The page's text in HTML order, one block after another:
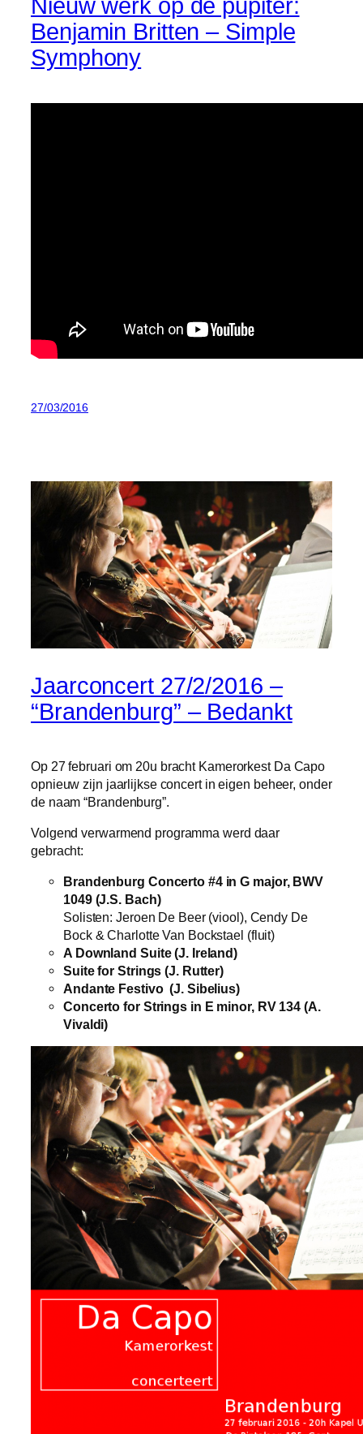
Nieuw werk op de pupiter:
Benjamin Britten – Simple
Symphony
27/03/2016
Jaarconcert 27/2/2016 –
“Brandenburg” – Bedankt
Op 27 februari om 20u bracht Kamerorkest Da Capo
opnieuw zijn jaarlijkse concert in eigen beheer, onder
de naam “Brandenburg”.
Volgend verwarmend programma werd daar
gebracht:
Brandenburg Concerto #4 in G major, BWV
1049 (J.S. Bach)
Solisten: Jeroen De Beer (viool), Cendy De
Bock & Charlotte Van Bockstael (fluit)
A Downland Suite (J. Ireland)
Suite for Strings (J. Rutter)
Andante Festivo (J. Sibelius)
Concerto for Strings in E minor, RV 134 (A.
Vivaldi)